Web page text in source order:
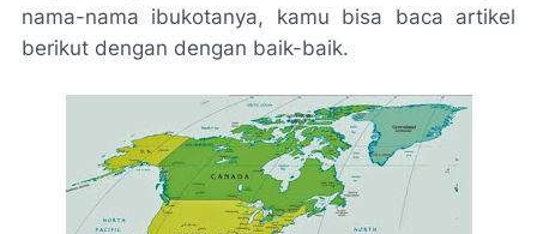
nama-nama ibukotanya, kamu bisa baca artikel
berikut dengan dengan baik-baik.